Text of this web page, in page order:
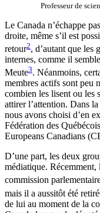
Professeur de
Le Canada n’échappe
droite, même s’il est
retour2, d’autant que les
internes, comme il
Meute3. Néanmoins,
membres actifs sont peu
combien les lisent ou les
attirer l’attention. Dans
nous avons choisi d’en
Fédération des
Europeans Canadians
D’une part, les deux
médiatique.
commission
mais il a aussitôt été retiré
de lui au moment de la